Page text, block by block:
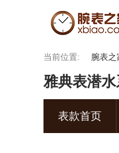
当前位置: 腕表之
雅典表潜
表款首页